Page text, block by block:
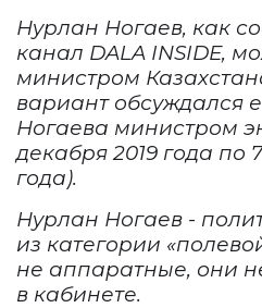
Нурлан Ногаев, как
канал DALA INSIDE,
министром
вариант обсуждался
Ногаева министром
декабря 2019 года по
года).
Нурлан Ногаев -
из категории
не аппаратные, они
в кабинете.